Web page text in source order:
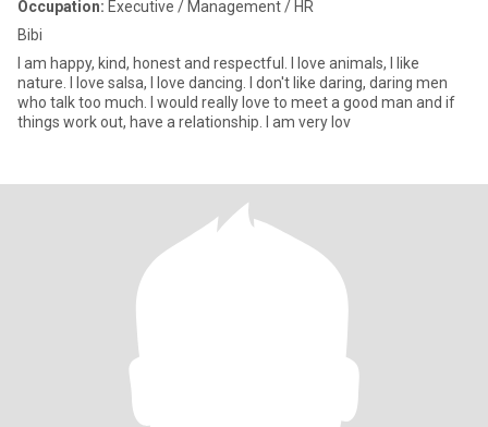
Occupation: Executive / Management / HR
Bibi
I am happy, kind, honest and respectful. I love animals, I like
nature. I love salsa, I love dancing. I don't like daring, daring men
who talk too much. I would really love to meet a good man and if
things work out, have a relationship. I am very lov